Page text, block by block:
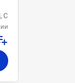
C5051, C5045